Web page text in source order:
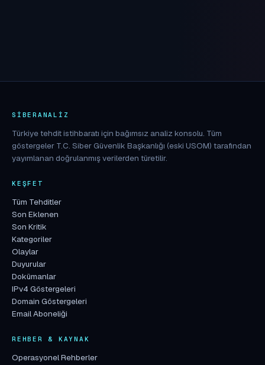
SIBERANALIZ
Türkiye tehdit istihbaratı için bağımsız analiz konsolu. Tüm
göstergeler T.C. Siber Güvenlik Başkanlığı (eski USOM) tarafından
yayımlanan doğrulanmış verilerden türetilir.
KEŞFET
Tüm Tehditler
Son Eklenen
Son Kritik
Kategoriler
Olaylar
Duyurular
Dokümanlar
IPv4 Göstergeleri
Domain Göstergeleri
Email Aboneliği
REHBER & KAYNAK
Operasyonel Rehberler